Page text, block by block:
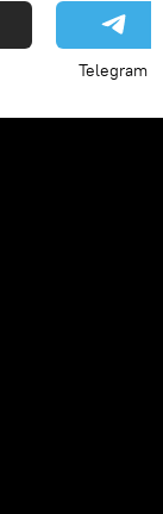
Telegram